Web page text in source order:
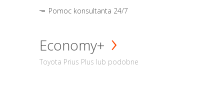
Pomoc konsultanta 24/7
Economy+
Toyota Prius Plus lub podobne